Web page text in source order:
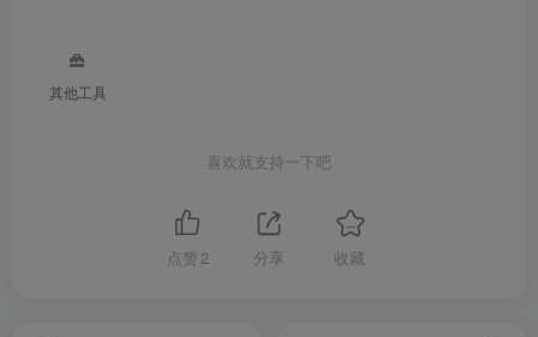
其他工具
喜欢就支持一下吧
点赞 2 分享 收藏